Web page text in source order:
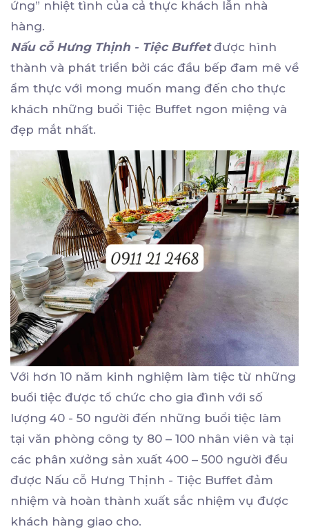
ứng” nhiệt tình của cả thực khách lẫn nhà
hàng.
Nấu cỗ Hưng Thịnh - Tiệc Buffetđược hình
thành và phát triển bởi các đầu bếp đam mê về
ẩm thực với mong muốn mang đến cho thực
khách những buổi Tiệc Buffet ngon miệng và
đẹp mắt nhất.
Với hơn 10 năm kinh nghiệm làm tiệc từ những
buổi tiệc được tổ chức cho gia đình với số
lượng 40 - 50 người đến những buổi tiệc làm
tại văn phòng công ty 80 – 100 nhân viên và tại
các phân xưởng sản xuất 400 – 500 người đều
được Nấu cỗ Hưng Thịnh - Tiệc Buffet đảm
nhiệm và hoàn thành xuất sắc nhiệm vụ được
khách hàng giao cho.